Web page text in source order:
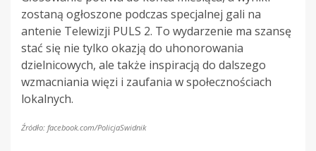
zostaną ogłoszone podczas specjalnej gali na
antenie Telewizji PULS 2. To wydarzenie ma szansę
stać się nie tylko okazją do uhonorowania
dzielnicowych, ale także inspiracją do dalszego
wzmacniania więzi i zaufania w społecznościach
lokalnych.
Źródło: facebook.com/PolicjaSwidnik